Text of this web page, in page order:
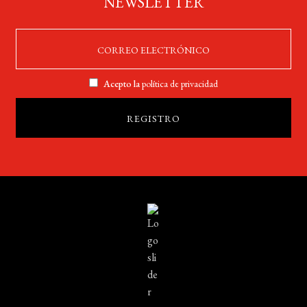
Acepto lapolítica de privacidad